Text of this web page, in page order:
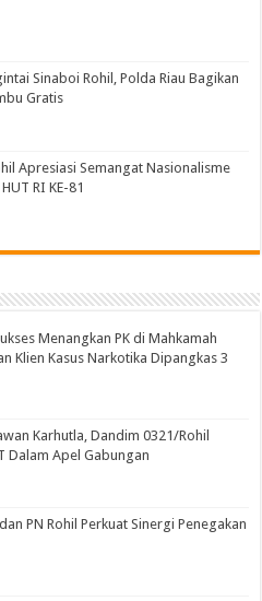
Sinaboi Rohil, Polda Riau Bagikan
Gratis
Apresiasi Semangat Nasionalisme
RI KE-81
Menangkan PK di Mahkamah
Klien Kasus Narkotika Dipangkas 3
Karhutla, Dandim 0321/Rohil
Dalam Apel Gabungan
PN Rohil Perkuat Sinergi Penegakan